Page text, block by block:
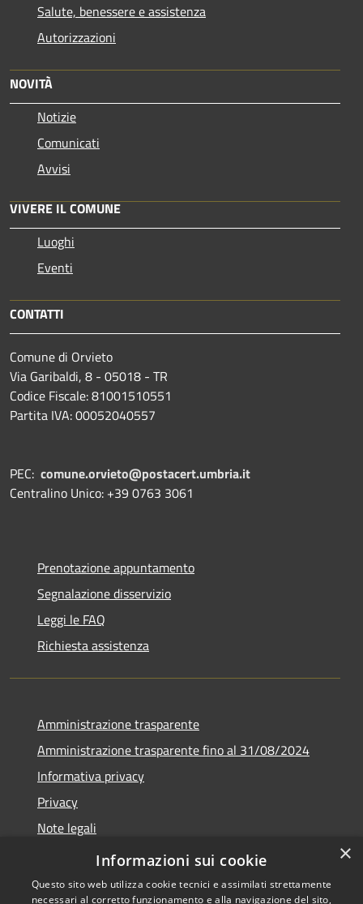
Salute, benessere e assistenza
Autorizzazioni
NOVITÀ
Notizie
Comunicati
Avvisi
VIVERE IL COMUNE
Luoghi
Eventi
CONTATTI
Comune di Orvieto
Via Garibaldi, 8 - 05018 - TR
Codice Fiscale: 81001510551
Partita IVA: 00052040557
PEC: comune.orvieto@postacert.umbria.it
Centralino Unico: +39 0763 3061
Prenotazione appuntamento
Segnalazione disservizio
Leggi le FAQ
Richiesta assistenza
Amministrazione trasparente
Amministrazione trasparente fino al 31/08/2024
Informativa privacy
Privacy
Note legali
Dichiarazione di accessibilità
×
Informazioni sui cookie
Questo sito web utilizza cookie tecnici e assimilati strettamente
necessari al corretto funzionamento e alla navigazione del sito,